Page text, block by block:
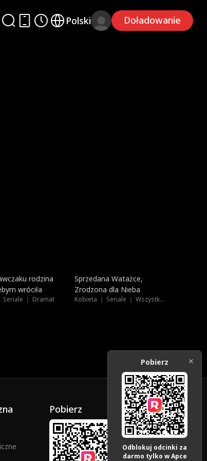
Polski Doładowanie
rodzina
wróciła
Seriale ｜ Dramat
Nowe
Sprzedana Watażce,
Zrodzona dla Nieba
Kobieta ｜ Seriale ｜ Wszystkie Wiek
Pobierz
Pobierz
Odblokuj odcinki za
darmo tylko w Apce